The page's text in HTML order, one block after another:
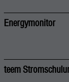
Energymonitor
teem